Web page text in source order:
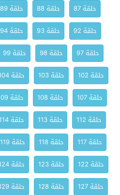
حلقة 87 حلقة 88 حلقة 89
حلقة 92
حلقة 93 حلقة 94
حلقة 97
حلقة 98 حلقة 99
حلقة 102
حلقة 103 حلقة 104
حلقة 107
حلقة 108 حلقة 109
حلقة 112
حلقة 113 حلقة 114
حلقة 117
حلقة 118 حلقة 119
حلقة 122
حلقة 123 حلقة 124
حلقة 127
حلقة 128 حلقة 129